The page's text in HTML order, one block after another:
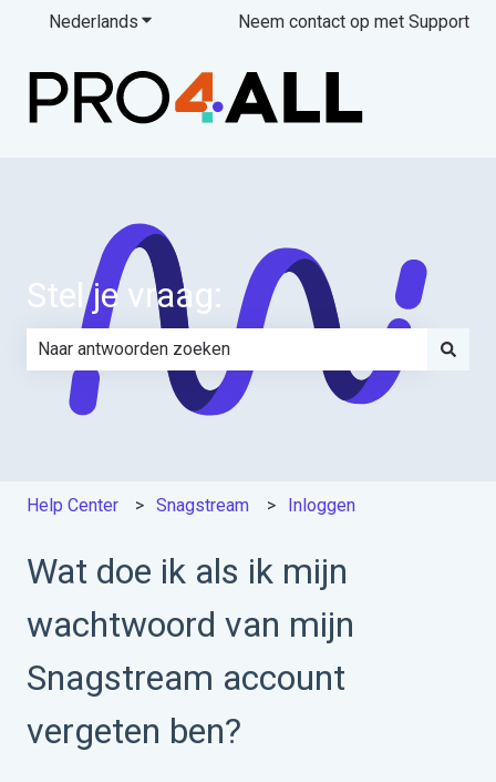
Nederlands Submenu tonen voor vertalingen
Neem contact op met Support
Stel je vraag:
Er zijn geen suggesties want het zoekveld is leeg.
Help Center Snagstream Inloggen
Wat doe ik als ik mijn
wachtwoord van mijn
Snagstream account
vergeten ben?